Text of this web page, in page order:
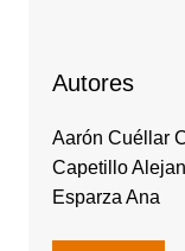
Autores
Aarón Cuéllar
Capetillo
Esparza Ana